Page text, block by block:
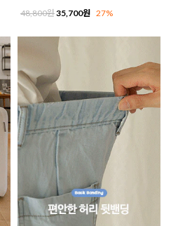
48,800원35,700원 27%